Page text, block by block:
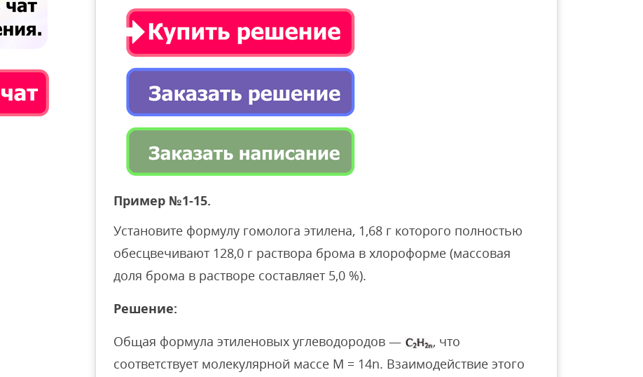
Пример №1-15.
Установите формулу гомолога этилена, 1,68 г которого полностью
обесцвечивают 128,0 г раствора брома в хлороформе (массовая
доля брома в растворе составляет 5,0 %).
Решение:
Общая формула этиленовых углеводородов —
, что
соответствует молекулярной массе М = 14n. Взаимодействие этого